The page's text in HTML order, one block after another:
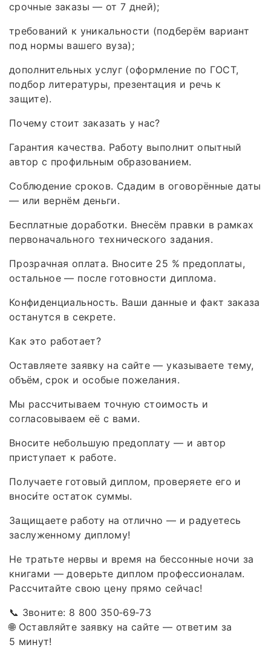
срочные заказы — от 7 дней);
требований к уникальности (подберём вариант
под нормы вашего вуза);
дополнительных услуг (оформление по ГОСТ,
подбор литературы, презентация и речь к
защите).
Почему стоит заказать у нас?
Гарантия качества. Работу выполнит опытный
автор с профильным образованием.
Соблюдение сроков. Сдадим в оговорённые даты
— или вернём деньги.
Бесплатные доработки. Внесём правки в рамках
первоначального технического задания.
Прозрачная оплата. Вносите 25 % предоплаты,
остальное — после готовности диплома.
Конфиденциальность. Ваши данные и факт заказа
останутся в секрете.
Как это работает?
Оставляете заявку на сайте — указываете тему,
объём, срок и особые пожелания.
Мы рассчитываем точную стоимость и
согласовываем её с вами.
Вносите небольшую предоплату — и автор
приступает к работе.
Получаете готовый диплом, проверяете его и
вноси́те остаток суммы.
Защищаете работу на отлично — и радуетесь
заслуженному диплому!
Не тратьте нервы и время на бессонные ночи за
книгами — доверьте диплом профессионалам.
Рассчитайте свою цену прямо сейчас!
📞 Звоните: 8 800 350‑69‑73
🌐 Оставляйте заявку на сайте — ответим за
5 минут!